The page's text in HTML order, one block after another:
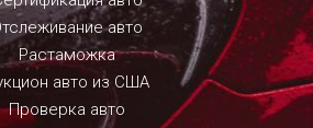
авто
Растаможка
авто из США
Проверка авто